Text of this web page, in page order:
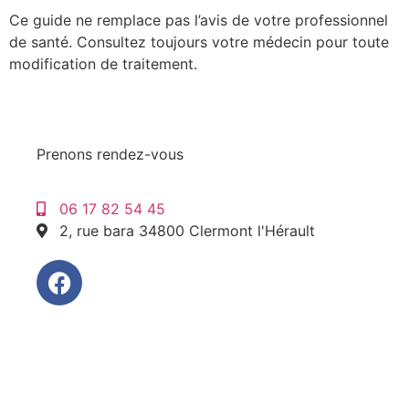
Ce guide ne remplace pas l’avis de votre professionnel
de santé. Consultez toujours votre médecin pour toute
modification de traitement.
Prenons rendez-vous
06 17 82 54 45
2, rue bara 34800 Clermont l'Hérault